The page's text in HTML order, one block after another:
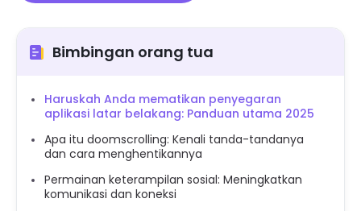
Bimbingan orang tua
Haruskah Anda mematikan penyegaran
aplikasi latar belakang: Panduan utama 2025
Apa itu doomscrolling: Kenali tanda-tandanya
dan cara menghentikannya
Permainan keterampilan sosial: Meningkatkan
komunikasi dan koneksi